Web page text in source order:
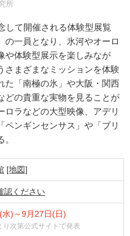
所
して開催される体験型展覧
の一員となり、氷河やオーロ
や体験型展示を楽しみなが
さまざまなミッションを体験
た「南極の氷」や大阪・関西
どの貴重な実物を見ることが
ロラなどの大型映像、アデリ
ペンギンセンサス」や「ブリ
[地図]
認ください
)～9月27日(日)
り次第公式サイトで発表